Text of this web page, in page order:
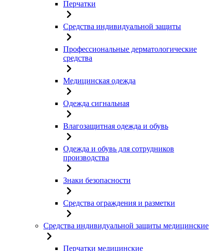
Перчатки
Средства индивидуальной защиты
Профессиональные дерматологические
средства
Медицинская одежда
Одежда сигнальная
Влагозащитная одежда и обувь
Одежда и обувь для сотрудников
производства
Знаки безопасности
Средства ограждения и разметки
Средства индивидуальной защиты медицинские
Перчатки медицинские